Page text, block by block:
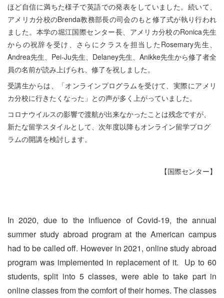
ほど自信に満ちた様子で英語での発表をしていました。 続いて、
アメリカ分校のBrenda教務部長の司会のもと修了式が執り行われ
ました。本学の堀江国際センター長、アメリカ分校のRonica先生
からの祝辞を受け、さらにクラスを担当したRosemary先生、
Andrea先生、Pei-Ju先生、Delaney先生、Anikke先生から修了者全
員の名前が読み上げられ、修了を祝しました。
受講生からは、「オンラインプログラムを受けて、実際にアメリ
カ分校に行きたくなった」との声が多く上がっていました。
コロナウイルスの影響で渡航が出来なかったことは残念ですが、
新たな留学スタイルとして、次年度以降もオンライン留学プログ
ラムの開講を検討します。
【国際センター】
In 2020, due to the influence of Covid-19, the annual
summer study abroad program at the American campus
had to be called off. However in 2021, online study abroad
program was implemented in replacement of it. Up to 60
students, split into 5 classes, were able to take part in
online classes from the comfort of their homes. The classes